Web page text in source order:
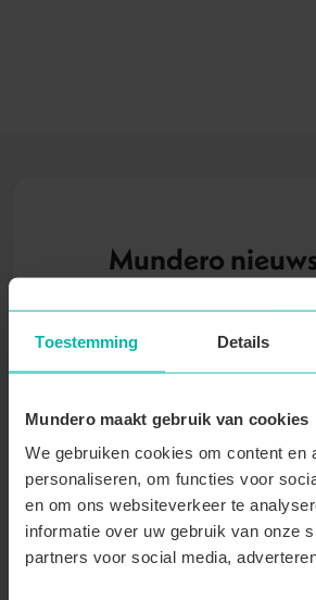
Toestemming Details
Mundero maakt gebruik van cookies
We gebruiken cookies om content en
personaliseren, om functies voor
en om ons websiteverkeer te
informatie over uw gebruik van onze
partners voor social media,
Mundero
Wil je op de hoogte blijven over
dan nu op onze
Achternaam
Email
Inschrijven